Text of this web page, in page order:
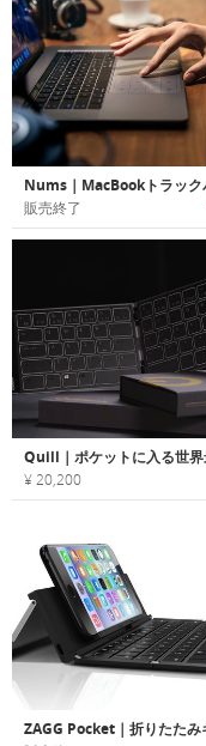
販売終了
¥ 20,200